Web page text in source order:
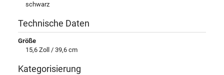
schwarz
Technische Daten
Größe
15,6 Zoll / 39,6 cm
Kategorisierung